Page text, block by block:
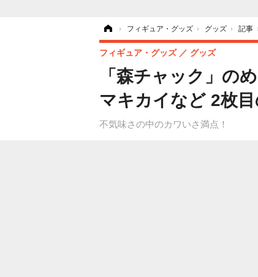
› フィギュア・グッズ › グッズ › 記事
「森チャック」の
マキカイなど 2枚
不気味さの中のカワいさ満点！
フィギュア・グッズ グッズ